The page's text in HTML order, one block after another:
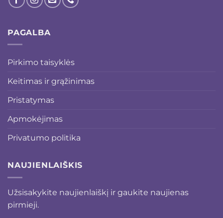
PAGALBA
Pirkimo taisyklės
Keitimas ir grąžinimas
Pristatymas
Apmokėjimas
Privatumo politika
NAUJIENLAIŠKIS
Užsisakykite naujienlaiškį ir gaukite naujienas
pirmieji.